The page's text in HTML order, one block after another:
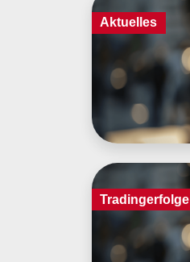
Aktuelles
Tradingerfolge